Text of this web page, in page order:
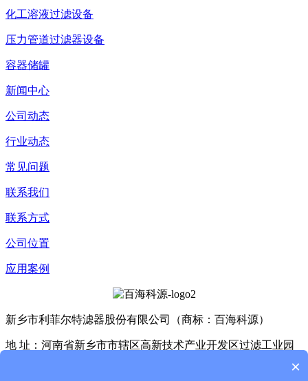
化工溶液过滤设备
压力管道过滤器设备
容器储罐
新闻中心
公司动态
行业动态
常见问题
联系我们
联系方式
公司位置
应用案例
新乡市利菲尔特滤器股份有限公司（商标：百海科源）
地 址：河南省新乡市市辖区高新技术产业开发区过滤工业园
×